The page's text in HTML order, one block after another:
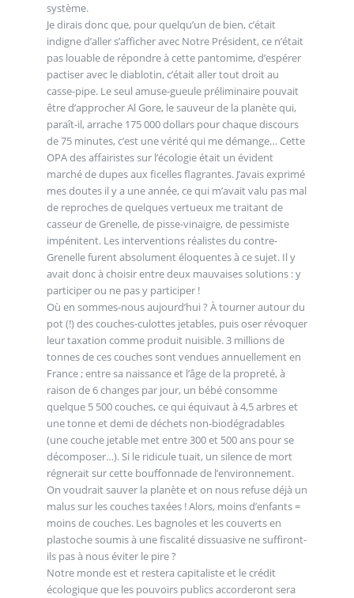
système.
Je dirais donc que, pour quelqu’un de bien, c’était
indigne d’aller s’afficher avec Notre Président, ce n’était
pas louable de répondre à cette pantomime, d’espérer
pactiser avec le diablotin, c’était aller tout droit au
casse-pipe. Le seul amuse-gueule préliminaire pouvait
être d’approcher Al Gore, le sauveur de la planète qui,
paraît-il, arrache 175 000 dollars pour chaque discours
de 75 minutes, c’est une vérité qui me démange… Cette
OPA des affairistes sur l’écologie était un évident
marché de dupes aux ficelles flagrantes. J’avais exprimé
mes doutes il y a une année, ce qui m’avait valu pas mal
de reproches de quelques vertueux me traitant de
casseur de Grenelle, de pisse-vinaigre, de pessimiste
impénitent. Les interventions réalistes du contre-
Grenelle furent absolument éloquentes à ce sujet. Il y
avait donc à choisir entre deux mauvaises solutions : y
participer ou ne pas y participer !
Où en sommes-nous aujourd’hui ? À tourner autour du
pot (!) des couches-culottes jetables, puis oser révoquer
leur taxation comme produit nuisible. 3 millions de
tonnes de ces couches sont vendues annuellement en
France ; entre sa naissance et l’âge de la propreté, à
raison de 6 changes par jour, un bébé consomme
quelque 5 500 couches, ce qui équivaut à 4,5 arbres et
une tonne et demi de déchets non-biodégradables
(une couche jetable met entre 300 et 500 ans pour se
décomposer…). Si le ridicule tuait, un silence de mort
régnerait sur cette bouffonnade de l’environnement.
On voudrait sauver la planète et on nous refuse déjà un
malus sur les couches taxées ! Alors, moins d’enfants =
moins de couches. Les bagnoles et les couverts en
plastoche soumis à une fiscalité dissuasive ne suffiront-
ils pas à nous éviter le pire ?
Notre monde est et restera capitaliste et le crédit
écologique que les pouvoirs publics accorderont sera